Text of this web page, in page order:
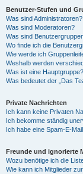
Benutzer-Stufen und
Was sind Administratoren?
Was sind Moderatoren?
Was sind
Wo finde ich die
Wie werde ich
Weshalb werden
Was ist eine Hauptgruppe?
Was bedeutet der „Das
Private Nachrichten
Ich kann keine Privaten
Ich bekomme ständig
Ich habe eine Spam-E-
Freunde und ignorierte
Wozu benötige ich die
Wie kann ich Mitglieder